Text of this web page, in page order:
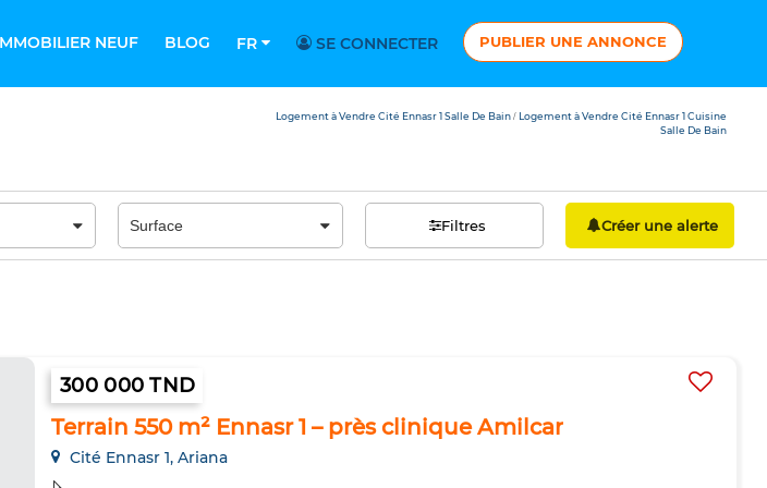
NEUF BLOG FR SE CONNECTER PUBLIER UNE ANNONCE
Logement à Vendre Cité Ennasr 1 Salle De Bain / Logement à Vendre Cité Ennasr 1 Cuisine
Salle De Bain
Filtres Créer une alerte
300 000 TND
Terrain 550 m² Ennasr 1 – près clinique Amilcar
Cité Ennasr 1, Ariana